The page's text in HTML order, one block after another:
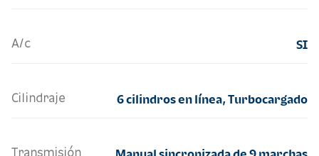
A/c SI
Cilindraje 6 cilindros en línea, Turbocargado
Transmisión